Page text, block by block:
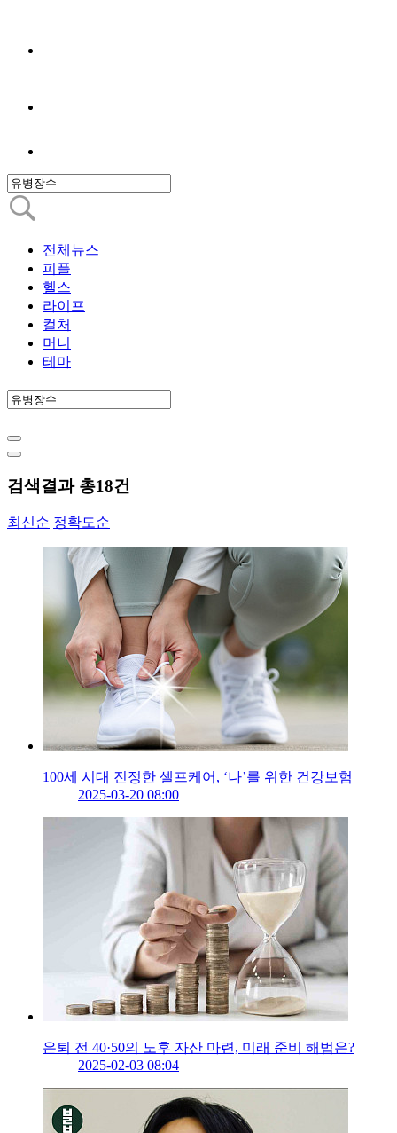
전체뉴스
피플
헬스
라이프
컬처
머니
테마
검색결과 총18건
최신순 정확도순
100세 시대 진정한 셀프케어, ‘나’를 위한 건강보험
2025-03-20 08:00
은퇴 전 40·50의 노후 자산 마련, 미래 준비 해법은?
2025-02-03 08:04